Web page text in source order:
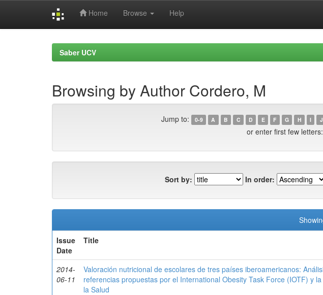
Home Browse Help
Saber UCV
Browsing by Author Cordero, M
Jump to: 0-9 A B C D E F G H I J
or enter first few letters:
Sort by: In order:
Issue
Date
Title
2014-
06-11
Valoración nutricional de escolares de tres países iberoamericanos:
referencias propuestas por el International Obesity Task Force (IOTF) y
la Salud